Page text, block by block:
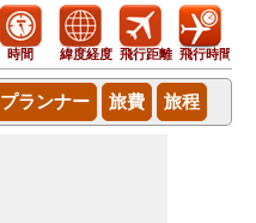
時間 緯度経度 飛行距離 飛行時間
プランナー 旅費 旅程